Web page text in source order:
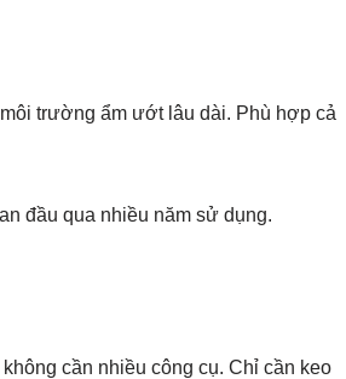
trường ẩm ướt lâu dài. Phù hợp cả
đầu qua nhiều năm sử dụng.
cần nhiều công cụ. Chỉ cần keo